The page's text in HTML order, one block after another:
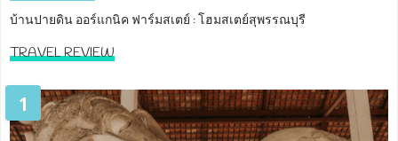
บ้านปายดิน ออร์แกนิค ฟาร์มสเตย์ : โฮมสเตย์สุพรรณบุรี
TRAVEL REVIEW
1